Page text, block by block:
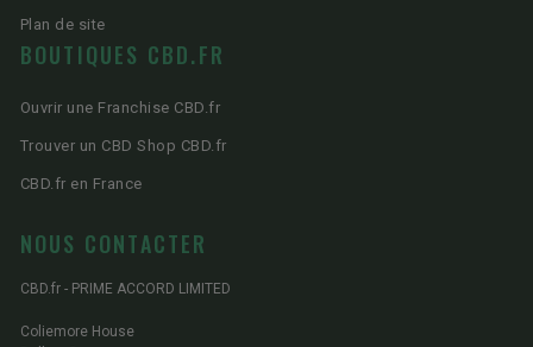
Plan de site
BOUTIQUES CBD.FR
Ouvrir une Franchise CBD.fr
Trouver un CBD Shop CBD.fr
CBD.fr en France
NOUS CONTACTER
CBD.fr - PRIME ACCORD LIMITED
Coliemore House